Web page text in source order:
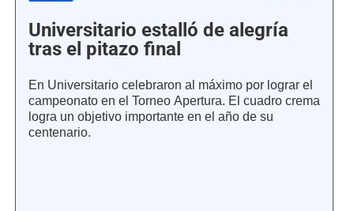
Universitario estalló de alegría
tras el pitazo final
En Universitario celebraron al máximo por lograr el
campeonato en el Torneo Apertura. El cuadro crema
logra un objetivo importante en el año de su
centenario.